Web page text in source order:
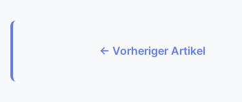
← Vorheriger Artikel